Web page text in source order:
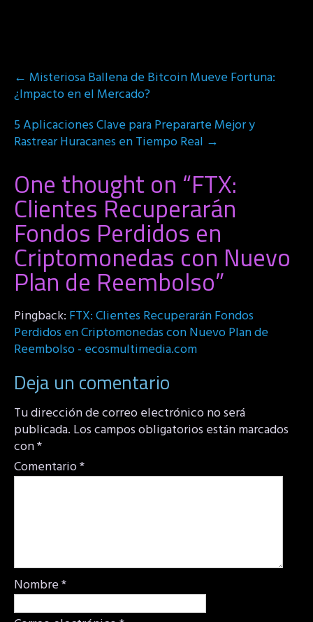
Post
navigation
← Misteriosa Ballena de Bitcoin Mueve Fortuna:
¿Impacto en el Mercado?
5 Aplicaciones Clave para Prepararte Mejor y
Rastrear Huracanes en Tiempo Real →
One thought on “FTX:
Clientes Recuperarán
Fondos Perdidos en
Criptomonedas con Nuevo
Plan de Reembolso”
Pingback: FTX: Clientes Recuperarán Fondos
Perdidos en Criptomonedas con Nuevo Plan de
Reembolso - ecosmultimedia.com
Deja un comentario
Tu dirección de correo electrónico no será
publicada. Los campos obligatorios están marcados
con*
Comentario*
Nombre*